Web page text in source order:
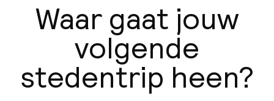
Waar gaat jouw
volgende
stedentrip heen?